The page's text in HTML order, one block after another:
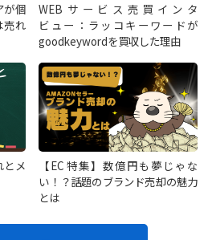
が個
売れ
WEBサービス売買インタ
ビュー：ラッコキーワードが
goodkeywordを買収した理由
とメ
【EC特集】数億円も夢じゃな
い！？話題のブランド売却の魅力
とは